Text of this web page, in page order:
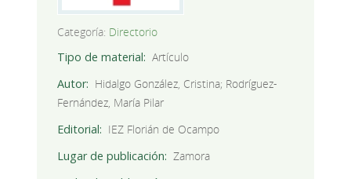
Categoría: Directorio
Tipo de material
Artículo
Autor
Hidalgo González, Cristina; Rodríguez-
Fernández, María Pilar
Editorial
IEZ Florián de Ocampo
Lugar de publicación
Zamora